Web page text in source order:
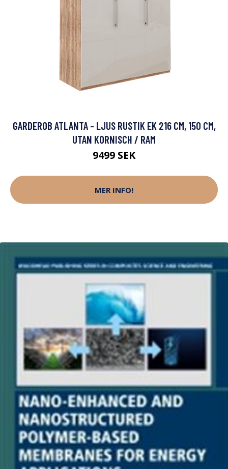
GARDEROB ATLANTA - LJUS RUSTIK EK 216 CM, 150 CM,
UTAN KORNISCH / RAM
9499 SEK
MER INFO!